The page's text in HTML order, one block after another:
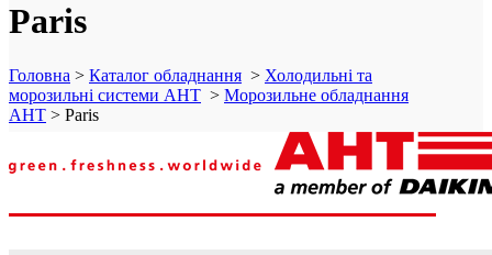
Paris
Головна > Каталог обладнання > Холодильні та
морозильні системи AHT > Морозильне обладнання
AHT > Paris